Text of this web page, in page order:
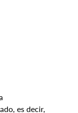
es decir,